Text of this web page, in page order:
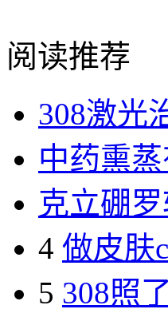
阅读推荐
308激光
中药熏
克立硼
4 做皮肤
5 308照